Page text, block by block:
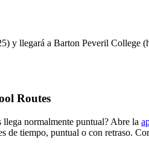
y llegará a Barton Peveril College
Routes
llega normalmente puntual? Abre la
tiempo, puntual o con retraso.